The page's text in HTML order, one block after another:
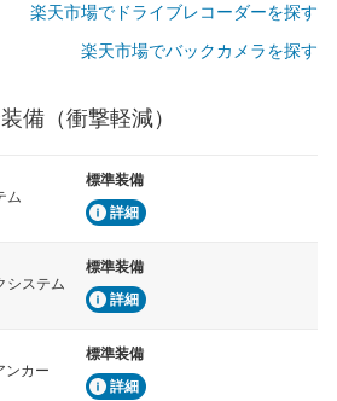
楽天市場でドライブレコーダーを探す
楽天市場でバックカメラを探す
備（衝撃軽減）
ム
標準装備
詳細
システム
標準装備
詳細
ンカー
標準装備
詳細